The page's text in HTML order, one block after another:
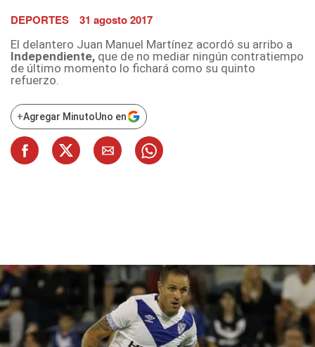
DEPORTES 31 agosto 2017
El delantero Juan Manuel Martínez acordó su arribo a
Independiente, que de no mediar ningún contratiempo
de último momento lo fichará como su quinto
refuerzo.
+Agregar MinutoUno en